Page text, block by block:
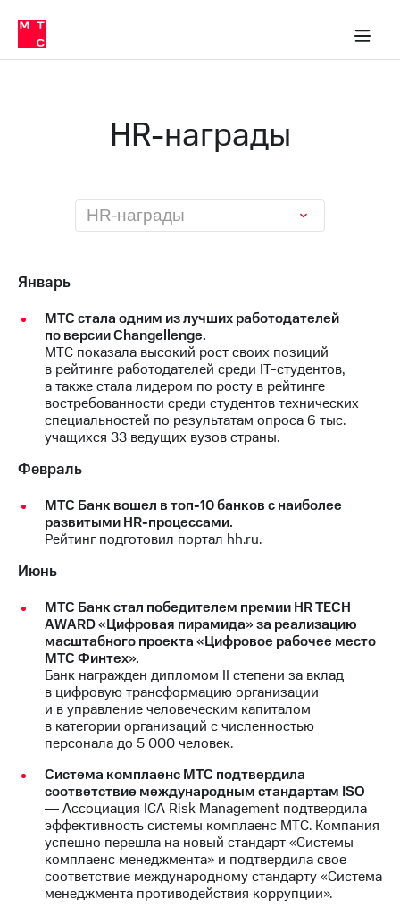
Медиа-центр
и акционерам
Устойчивое развитие
Комплаенс и деловая этика
компании
Карьера
Руководство
Контакты
Медиа-центр
Пресс-
релизы
МТС
о технологиях
Интервью
Финансовая
Контакты
Новости
в
регионе
и акционерам
Корпоративное
управление
Корпоративный
секретарь
Раскрытие
информации
Информация
акционерам
Документы
ПАО
в МТС
МТС
о технологиях
HR-награды
HR-награды
Январь
МТС стала одним из лучших работодателей
по версии Changellenge.
МТС показала высокий рост своих позиций
в рейтинге работодателей среди IT-студентов,
а также стала лидером по росту в рейтинге
востребованности среди студентов технических
специальностей по результатам опроса 6 тыс.
учащихся 33 ведущих вузов страны.
Февраль
МТС Банк вошел в топ-10 банков с наиболее
развитыми HR-процессами.
Рейтинг подготовил портал hh.ru.
Июнь
МТС Банк стал победителем премии HR TECH
AWARD «Цифровая пирамида» за реализацию
масштабного проекта «Цифровое рабочее место
МТС Финтех».
Банк награжден дипломом II степени за вклад
в цифровую трансформацию организации
и в управление человеческим капиталом
в категории организаций с численностью
персонала до 5 000 человек.
Система комплаенс МТС подтвердила
соответствие международным стандартам ISO
― Ассоциация ICA Risk Management подтвердила
эффективность системы комплаенс МТС. Компания
успешно перешла на новый стандарт «Системы
комплаенс менеджмента» и подтвердила свое
соответствие международному стандарту «Система
менеджмента противодействия коррупции».